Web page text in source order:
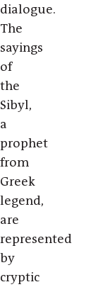
dialogue.
The
sayings
of
the
Sibyl,
a
prophet
from
Greek
legend,
are
represented
by
cryptic